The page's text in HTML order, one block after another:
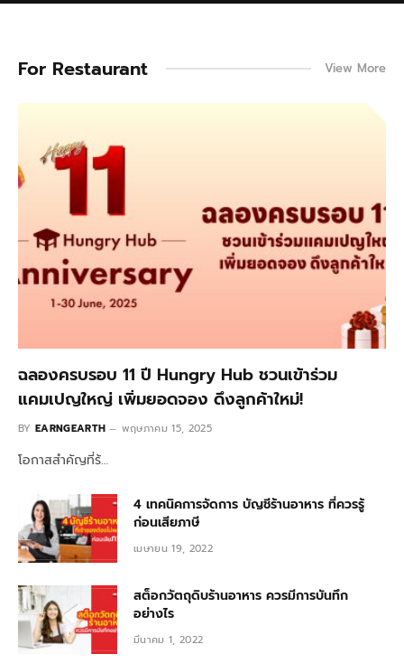
For Restaurant View More
ฉลองครบรอบ 11 ปี Hungry Hub ชวนเข้าร่วม
แคมเปญใหญ่ เพิ่มยอดจอง ดึงลูกค้าใหม่!
BY EARNGEARTH พฤษภาคม 15, 2025
โอกาสสำคัญที่ร้…
4 เทคนิคการจัดการ บัญชีร้านอาหาร ที่ควรรู้
ก่อนเสียภาษี
เมษายน 19, 2022
สต็อกวัตถุดิบร้านอาหาร ควรมีการบันทึก
อย่างไร
มีนาคม 1, 2022